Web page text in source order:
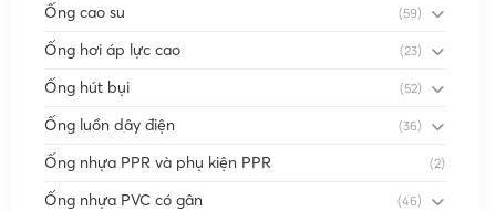
Ống cao su (59)
Ống hơi áp lực cao (23)
Ống hút bụi (52)
Ống luồn dây điện (36)
Ống nhựa PPR và phụ kiện PPR (2)
Ống nhựa PVC có gân (46)